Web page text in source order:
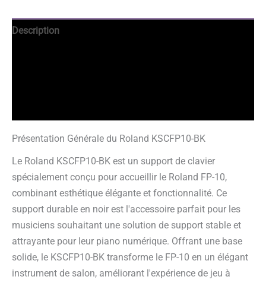
Description
Présentation Générale du Roland KSCFP10-BK
Le Roland KSCFP10-BK est un support de clavier
spécialement conçu pour accueillir le Roland FP-10,
combinant esthétique élégante et fonctionnalité. Ce
support durable en noir est l'accessoire parfait pour les
musiciens souhaitant une solution de support stable et
attrayante pour leur piano numérique. Offrant une base
solide, le KSCFP10-BK transforme le FP-10 en un élégant
instrument de salon, améliorant l'expérience de jeu à